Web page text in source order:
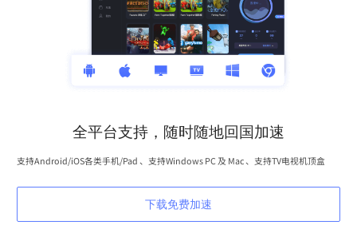
全平台支持，随时随地回国加速
支持Android/iOS各类手机/Pad 、支持Windows PC 及 Mac 、支持TV电视机顶盒
下载免费加速